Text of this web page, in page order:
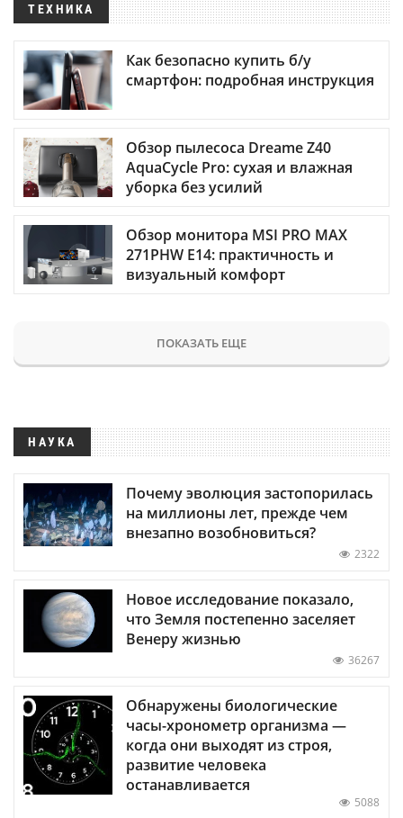
ТЕХНИКА
Как безопасно купить б/у
смартфон: подробная инструкция
Обзор пылесоса Dreame Z40
AquaCycle Pro: сухая и влажная
уборка без усилий
Обзор монитора MSI PRO MAX
271PHW E14: практичность и
визуальный комфорт
ПОКАЗАТЬ ЕЩЕ
НАУКА
Почему эволюция застопорилась
на миллионы лет, прежде чем
внезапно возобновиться?
2322
Новое исследование показало,
что Земля постепенно заселяет
Венеру жизнью
36267
Обнаружены биологические
часы-хронометр организма —
когда они выходят из строя,
развитие человека
останавливается
5088